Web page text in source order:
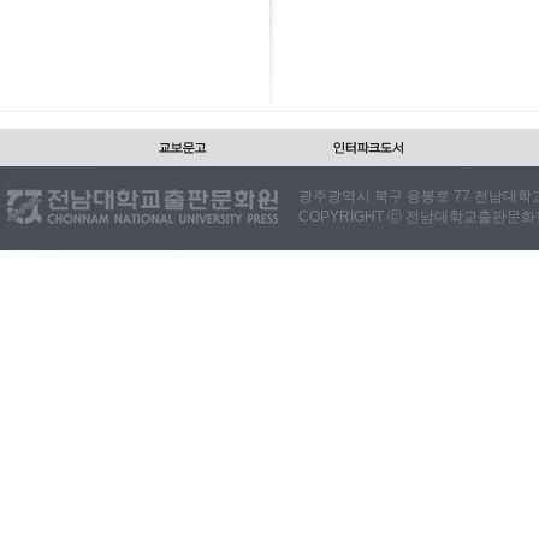
광주광역시 북구 용봉로 77 전남대
COPYRIGHT ⓒ 전남대학교출판문